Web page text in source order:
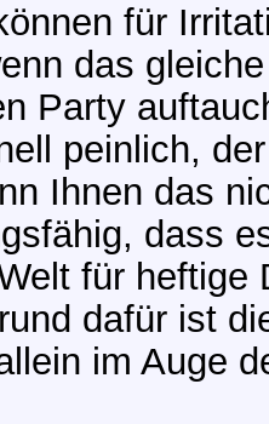
für
das
Party
peinlich,
Ihnen das
dass
für heftige
dafür ist
im Auge